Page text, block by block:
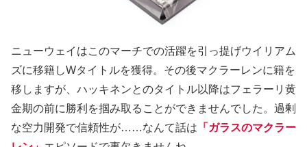
ニューウェイはこのマーチでの活躍を引っ提げウイリアム
ズに移籍しWタイトルを獲得。その後マクラーレンに籍を
移しますが、ハッキネンとのタイトル以降はフェラーリ黄
金期の前に勝利を掴み取ることができませんでした。過剰
な空力開発で信頼性が……なんて話は 「ガラスのマクラー